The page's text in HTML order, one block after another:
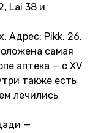
Lai 38 и
Адрес: Pikk, 26.
самая
аптека — с XV
также есть
лечились
—